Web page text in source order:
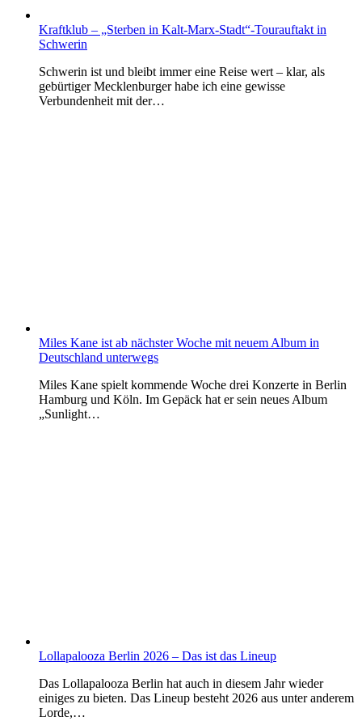
Kraftklub – „Sterben in Kalt-Marx-Stadt“-Tourauftakt in
Schwerin
Schwerin ist und bleibt immer eine Reise wert – klar, als
gebürtiger Mecklenburger habe ich eine gewisse
Verbundenheit mit der…
Miles Kane ist ab nächster Woche mit neuem Album in
Deutschland unterwegs
Miles Kane spielt kommende Woche drei Konzerte in Berlin
Hamburg und Köln. Im Gepäck hat er sein neues Album
„Sunlight…
Lollapalooza Berlin 2026 – Das ist das Lineup
Das Lollapalooza Berlin hat auch in diesem Jahr wieder
einiges zu bieten. Das Lineup besteht 2026 aus unter anderem
Lorde,…